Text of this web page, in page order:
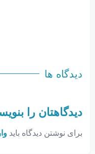
دیدگاه ها
دیدگاهتان را
برای نوشتن دیدگاه باید